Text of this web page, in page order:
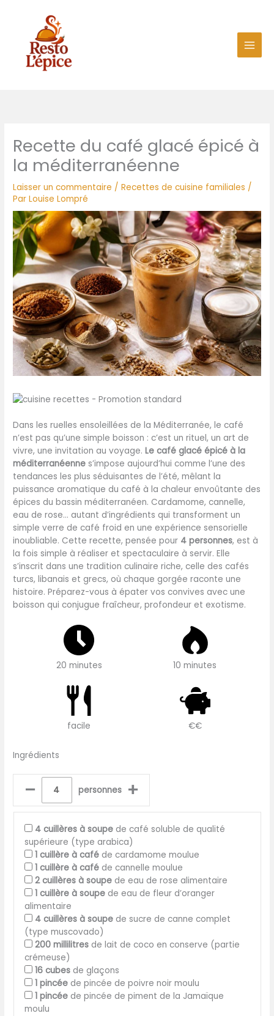
Recette du café glacé épicé à
la méditerranéenne
Laisser un commentaire /Recettes de cuisine familiales /
ParLouise Lompré
Dans les ruelles ensoleillées de la Méditerranée, le café
n’est pas qu’une simple boisson : c’est un rituel, un art de
vivre, une invitation au voyage.Le café glacé épicé à la
méditerranéenne s’impose aujourd’hui comme l’une des
tendances les plus séduisantes de l’été, mêlant la
puissance aromatique du café à la chaleur envoûtante des
épices du bassin méditerranéen. Cardamome, cannelle,
eau de rose… autant d’ingrédients qui transforment un
simple verre de café froid en une expérience sensorielle
inoubliable. Cette recette, pensée pour 4 personnes, est à
la fois simple à réaliser et spectaculaire à servir. Elle
s’inscrit dans une tradition culinaire riche, celle des cafés
turcs, libanais et grecs, où chaque gorgée raconte une
histoire. Préparez-vous à épater vos convives avec une
boisson qui conjugue fraîcheur, profondeur et exotisme.
20 minutes 10 minutes
facile €€
Ingrédients
– personnes +
4 cuillères à soupede café soluble de qualité
supérieure (type arabica)
1 cuillère à caféde cardamome moulue
1 cuillère à caféde cannelle moulue
2 cuillères à soupede eau de rose alimentaire
1 cuillère à soupede eau de fleur d’oranger
alimentaire
4 cuillères à soupede sucre de canne complet
(type muscovado)
200 millilitresde lait de coco en conserve (partie
crémeuse)
16 cubesde glaçons
1 pincéede pincée de poivre noir moulu
1 pincéede pincée de piment de la Jamaïque
moulu